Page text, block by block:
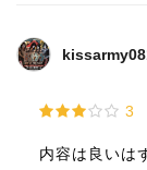
3
内容は良いは